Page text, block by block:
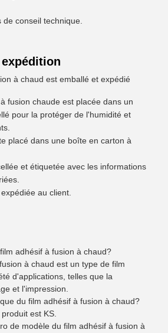
conseil technique.
à chaud est emballé et expédié
fusion chaude est placée dans un
pour la protéger de l'humidité et
placé dans une boîte en carton à
et étiquetée avec les informations
au client.
adhésif à fusion à chaud?
à chaud est un type de film
d'applications, telles que la
et l'impression.
du film adhésif à fusion à chaud?
est KS.
de modèle du film adhésif à fusion à